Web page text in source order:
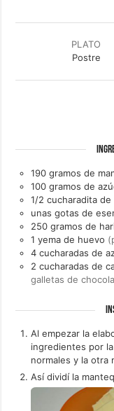
PLATO
Postre
190 gramos de
100 gramos de
1/2 cucharadita de
unas gotas de
250 gramos de
1 yema de huevo
4 cucharadas de
2 cucharadas de
galletas de
Al empezar la
ingredientes por
normales y la otra
Así dividí la